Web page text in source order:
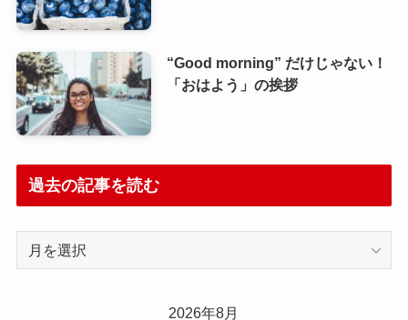
“Good morning” だけじゃない！
「おはよう」の挨拶
過去の記事を読む
2026年8月